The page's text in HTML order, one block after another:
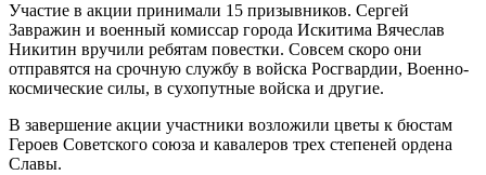
Участие в акции принимали 15 призывников. Сергей
Завражин и военный комиссар города Искитима Вячеслав
Никитин вручили ребятам повестки. Совсем скоро они
отправятся на срочную службу в войска Росгвардии, Военно-
космические силы, в сухопутные войска и другие.
В завершение акции участники возложили цветы к бюстам
Героев Советского союза и кавалеров трех степеней ордена
Славы.